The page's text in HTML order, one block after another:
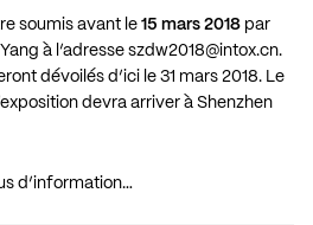
soumis avant le 15 mars 2018 par
à l’adresse szdw2018@intox.cn.
dévoilés d’ici le 31 mars 2018. Le
devra arriver à Shenzhen
d’information…